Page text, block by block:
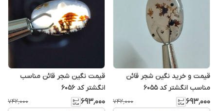
قیمت و خرید نگین شجر قائن
مناسب انگشتر کد ۶۰۵5
۶۹۳٬۰۰۰ ۷۴۲٬۰۰۰
قیمت نگین شجر قائن مناسب
انگشتر کد ۶۰۵6
۶۹۳٬۰۰۰ ۷۴۲٬۰۰۰